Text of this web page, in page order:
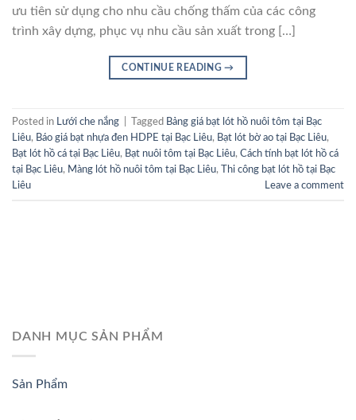
ưu tiên sử dụng cho nhu cầu chống thấm của các công
trình xây dựng, phục vụ nhu cầu sản xuất trong […]
CONTINUE READING→
Posted in Lưới che nắng Tagged Bảng giá bạt lót hồ nuôi tôm tại Bạc
Liêu, Báo giá bạt nhựa đen HDPE tại Bạc Liêu, Bạt lót bờ ao tại Bạc Liêu,
Bạt lót hồ cá tại Bạc Liêu, Bạt nuôi tôm tại Bạc Liêu, Cách tính bạt lót hồ cá
tại Bạc Liêu, Màng lót hồ nuôi tôm tại Bạc Liêu,
Thi công bạt lót hồ tại Bạc
Liêu
Leave a comment
DANH MỤC SẢN PHẨM
Sản Phẩm